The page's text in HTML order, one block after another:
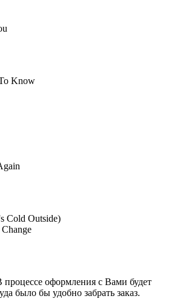
Know
Cold Outside)
процессе оформления с Вами будет
было бы удобно забрать заказ.